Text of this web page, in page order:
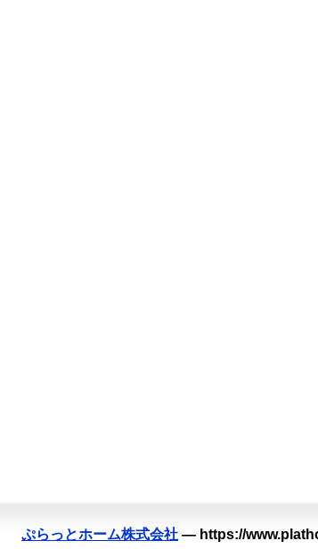
ぷらっとホーム株式会社 — https://